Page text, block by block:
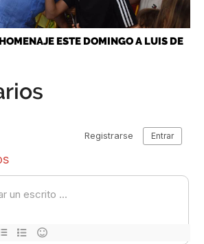
ESTE DOMINGO A LUIS DE